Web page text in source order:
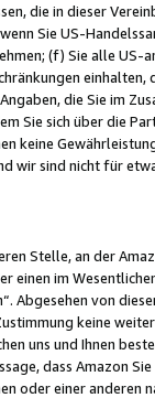
die in dieser
Sie US-
(f) Sie alle
die Sie im
Sie sich über die
keine
wir sind nicht für
Stelle, an der
im
Abgesehen von
keine
uns und Ihnen
dass Amazon
oder einer